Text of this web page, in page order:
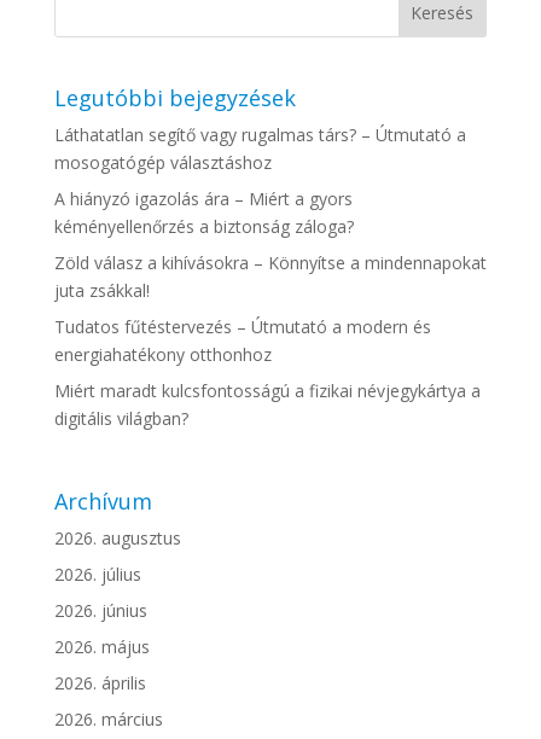
Legutóbbi bejegyzések
Láthatatlan segítő vagy rugalmas társ? – Útmutató a
mosogatógép választáshoz
A hiányzó igazolás ára – Miért a gyors
kéményellenőrzés a biztonság záloga?
Zöld válasz a kihívásokra – Könnyítse a mindennapokat
juta zsákkal!
Tudatos fűtéstervezés – Útmutató a modern és
energiahatékony otthonhoz
Miért maradt kulcsfontosságú a fizikai névjegykártya a
digitális világban?
Archívum
2026. augusztus
2026. július
2026. június
2026. május
2026. április
2026. március